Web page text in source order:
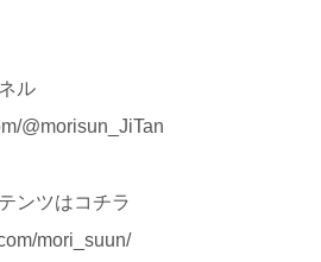
ル
@morisun_JiTan
ンツはコチラ
mori_suun/